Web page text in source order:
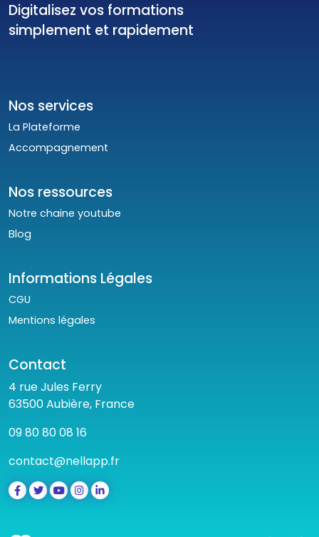
Digitalisez vos formations
simplement et rapidement
Nos services
La Plateforme
Accompagnement
Nos ressources
Notre chaine youtube
Blog
Informations Légales
CGU
Mentions légales
Contact
4 rue Jules Ferry
63500 Aubière, France
09 80 80 08 16
contact@nellapp.fr